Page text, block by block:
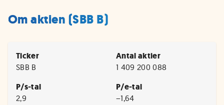
Om aktien (SBB B)
Ticker
SBB B
Antal aktier
1 409 200 088
P/s-tal
2,9
P/e-tal
−1,64